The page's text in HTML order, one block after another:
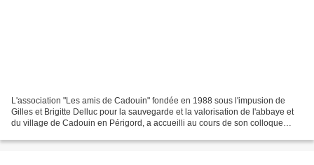
L'association "Les amis de Cadouin" fondée en 1988 sous l'impusion de
Gilles et Brigitte Delluc pour la sauvegarde et la valorisation de l'abbaye et
du village de Cadouin en Périgord, a accueilli au cours de son colloque